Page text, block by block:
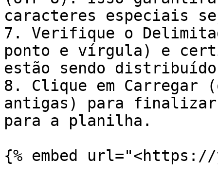
caracteres especiais
7. Verifique o
ponto e vírgula) e
estão sendo
8. Clique em Carregar
antigas) para finalizar
para a planilha.
{% embed url="<https://